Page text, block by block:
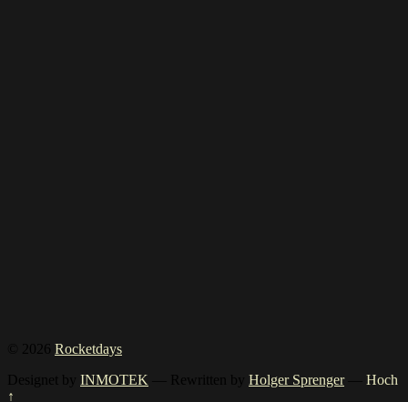
© 2026 Rocketdays
Designet by INMOTEK — Rewritten by Holger Sprenger— Hoch
↑